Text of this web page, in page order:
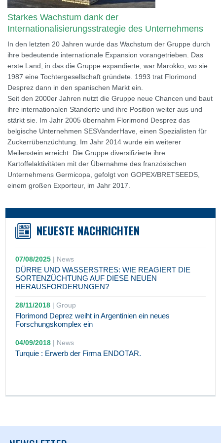
Starkes Wachstum dank der
Internationalisierungsstrategie des Unternehmens
In den letzten 20 Jahren wurde das Wachstum der Gruppe durch
ihre bedeutende internationale Expansion vorangetrieben. Das
erste Land, in das die Gruppe expandierte, war Marokko, wo sie
1987 eine Tochtergesellschaft gründete. 1993 trat Florimond
Desprez dann in den spanischen Markt ein.
Seit den 2000er Jahren nutzt die Gruppe neue Chancen und baut
ihre internationalen Standorte und ihre Position weiter aus und
stärkt sie. Im Jahr 2005 übernahm Florimond Desprez das
belgische Unternehmen SESVanderHave, einen Spezialisten für
Zuckerrübenzüchtung. Im Jahr 2014 wurde ein weiterer
Meilenstein erreicht: Die Gruppe diversifizierte ihre
Kartoffelaktivitäten mit der Übernahme des französischen
Unternehmens Germicopa, gefolgt von GOPEX/BRETSEEDS,
einem großen Exporteur, im Jahr 2017.
NEUESTE NACHRICHTEN
07/08/2025 | News
DÜRRE UND WASSERSTRES: WIE REAGIERT DIE
SORTENZÜCHTUNG AUF DIESE NEUEN
HERAUSFORDERUNGEN?
28/11/2018 |Group
Florimond Deprez weiht in Argentinien ein neues
Forschungskomplex ein
04/09/2018 | News
Turquie : Erwerb der Firma ENDOTAR.